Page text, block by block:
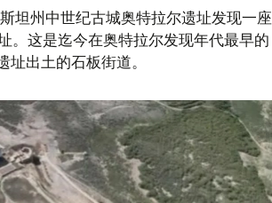
坦州中世纪古城奥特拉尔遗址发现一座
。这是迄今在奥特拉尔发现年代最早的
出土的石板街道。